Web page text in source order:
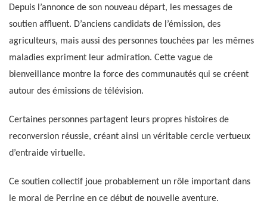
Depuis l’annonce de son nouveau départ, les messages de
soutien affluent. D’anciens candidats de l’émission, des
agriculteurs, mais aussi des personnes touchées par les mêmes
maladies expriment leur admiration. Cette vague de
bienveillance montre la force des communautés qui se créent
autour des émissions de télévision.
Certaines personnes partagent leurs propres histoires de
reconversion réussie, créant ainsi un véritable cercle vertueux
d’entraide virtuelle.
Ce soutien collectif joue probablement un rôle important dans
le moral de Perrine en ce début de nouvelle aventure.